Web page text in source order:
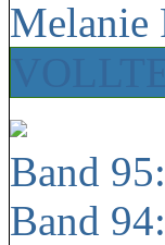
Melanie
Band
Band 94: